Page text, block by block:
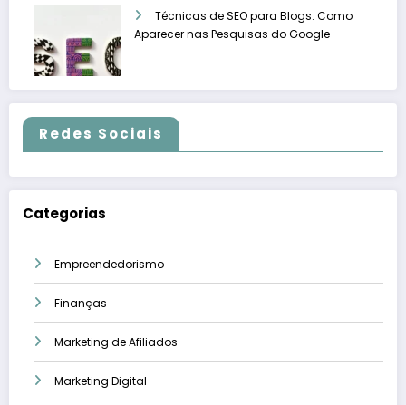
Técnicas de SEO para Blogs: Como
Aparecer nas Pesquisas do Google
Redes Sociais
Categorias
Empreendedorismo
Finanças
Marketing de Afiliados
Marketing Digital